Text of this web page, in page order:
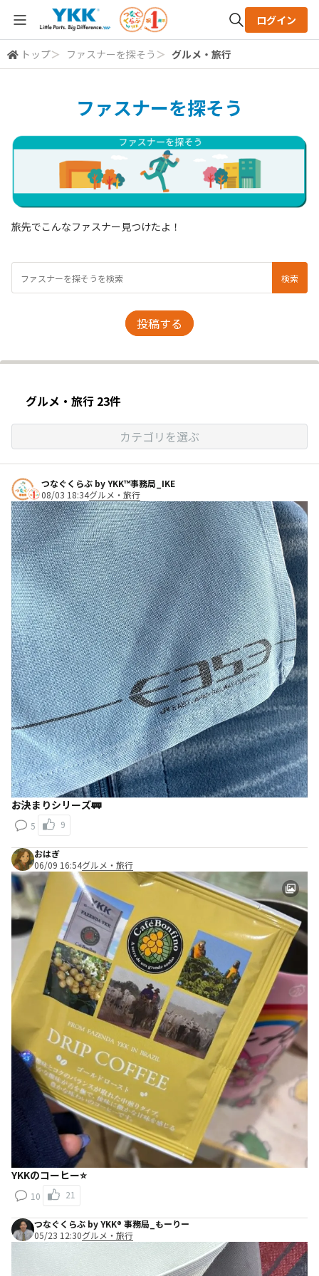
全体検索
ログイン
トップ＞ ファスナーを探そう ＞ グルメ・旅行
ファスナーを探そう
旅先でこんなファスナー見つけたよ！
投稿する
グルメ・旅行 23件
カテゴリを選ぶ
つなぐくらぶ by YKK™事務局_IKE
08/03 18:34グルメ・旅行
お決まりシリーズ🚃
5 9
おはぎ
06/09 16:54グルメ・旅行
YKKのコーヒー⭐️
10 21
つなぐくらぶ by YKK® 事務局_もーりー
05/23 12:30グルメ・旅行